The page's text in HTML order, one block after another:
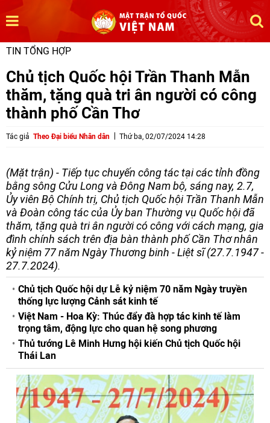
TIN TỔNG HỢP
Chủ tịch Quốc hội Trần Thanh Mẫn
thăm, tặng quà tri ân người có công
thành phố Cần Thơ
Tác giả Theo Đại biểu Nhân dân Thứ ba, 02/07/2024 14:28
(Mặt trận) - Tiếp tục chuyến công tác tại các tỉnh đồng
bằng sông Cửu Long và Đông Nam bộ, sáng nay, 2.7,
Ủy viên Bộ Chính trị, Chủ tịch Quốc hội Trần Thanh Mẫn
và Đoàn công tác của Ủy ban Thường vụ Quốc hội đã
thăm, tặng quà tri ân người có công với cách mạng, gia
đình chính sách trên địa bàn thành phố Cần Thơ nhân
kỷ niệm 77 năm Ngày Thương binh - Liệt sĩ (27.7.1947 -
27.7.2024).
Chủ tịch Quốc hội dự Lễ kỷ niệm 70 năm Ngày truyền
thống lực lượng Cảnh sát kinh tế
Việt Nam - Hoa Kỳ: Thúc đẩy đà hợp tác kinh tế làm
trọng tâm, động lực cho quan hệ song phương
Thủ tướng Lê Minh Hưng hội kiến Chủ tịch Quốc hội
Thái Lan